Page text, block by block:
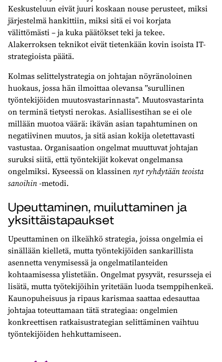
Keskusteluun eivät juuri koskaan nouse perusteet, miksi
järjestelmä hankittiin, miksi sitä ei voi korjata
välittömästi – ja kuka päätökset teki ja tekee.
Alakerroksen teknikot eivät tietenkään kovin isoista IT-
strategioista päätä.
Kolmas selittelystrategia on johtajan nöyränoloinen
huokaus, jossa hän ilmoittaa olevansa ”surullinen
työntekijöiden muutosvastarinnasta”. Muutosvastarinta
on terminä tietysti nerokas. Asiallisestihan se ei ole
millään muotoa väärä: ikävän asian tapahtuminen on
negatiivinen muutos, ja sitä asian kokija oletettavasti
vastustaa. Organisaation ongelmat muuttuvat johtajan
suruksi siitä, että työntekijät kokevat ongelmansa
ongelmiksi. Kyseessä on klassinennyt ryhdytään teoista
sanoihin-metodi.
Upeuttaminen, muiluttaminen ja
yksittäistapaukset
Upeuttaminen on ilkeähkö strategia, joissa ongelmia ei
sinällään kielletä, mutta työntekijöiden sankarillista
asennetta venymisessä ja ongelmatilanteiden
kohtaamisessa ylistetään. Ongelmat pysyvät, resursseja ei
lisätä, mutta työtekijöihin yritetään luoda tsemppihenkeä.
Kaunopuheisuus ja ripaus karismaa saattaa edesauttaa
johtajaa toteuttamaan tätä strategiaa: ongelmien
konkreettisen ratkaisustrategian selittäminen vaihtuu
työntekijöiden hehkuttamiseen.